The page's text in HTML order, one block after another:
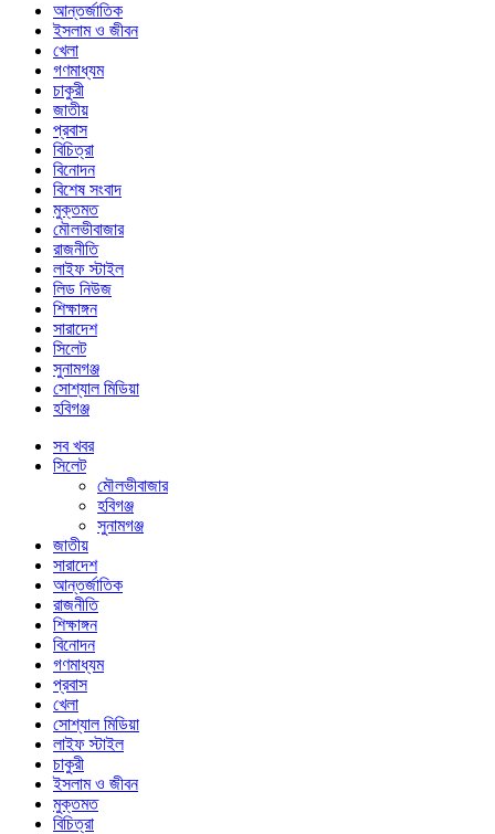
আন্তর্জাতিক
ইসলাম ও জীবন
খেলা
গণমাধ্যম
চাকুরী
জাতীয়
প্রবাস
বিচিত্রা
বিনোদন
বিশেষ সংবাদ
মুক্তমত
মৌলভীবাজার
রাজনীতি
লাইফ স্টাইল
লিড নিউজ
শিক্ষাঙ্গন
সারাদেশ
সিলেট
সুনামগঞ্জ
সোশ্যাল মিডিয়া
হবিগঞ্জ
সব খবর
সিলেট
মৌলভীবাজার
হবিগঞ্জ
সুনামগঞ্জ
জাতীয়
সারাদেশ
আন্তর্জাতিক
রাজনীতি
শিক্ষাঙ্গন
বিনোদন
গণমাধ্যম
প্রবাস
খেলা
সোশ্যাল মিডিয়া
লাইফ স্টাইল
চাকুরী
ইসলাম ও জীবন
মুক্তমত
বিচিত্রা